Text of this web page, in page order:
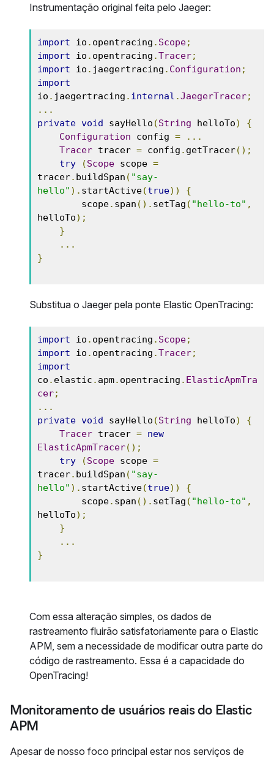
Instrumentação original feita pelo Jaeger:
import io . opentracing . Scope;
import io . opentracing .Tracer;
import io . jaegertracing . Configuration ;
import
io . jaegertracing . internal .JaegerTracer;
...
private void sayHello (String helloTo)
{
Configuration config =
...
Tracer tracer = config . getTracer();
try
(Scope scope =
tracer. buildSpan ( "say-
hello" ). startActive(true))
{
        scope
. span (). setTag ( "hello-to" ,
helloTo);
}
...
}
Substitua o Jaeger pela ponte Elastic OpenTracing:
import io . opentracing . Scope;
import io . opentracing .Tracer;
import
co . elastic . apm. opentracing . ElasticApmTra
cer;
...
private void sayHello (String helloTo)
{
Tracer tracer = new
ElasticApmTracer();
try
(Scope scope =
tracer. buildSpan ( "say-
hello" ). startActive(true))
{
        scope
. span (). setTag ( "hello-to" ,
helloTo);
}
...
}
Com essa alteração simples, os dados de
rastreamento fluirão satisfatoriamente para o Elastic
APM, sem a necessidade de modificar outra parte do
código de rastreamento. Essa é a capacidade do
OpenTracing!
Monitoramento de usuários reais do Elastic
APM
Apesar de nosso foco principal estar nos serviços de